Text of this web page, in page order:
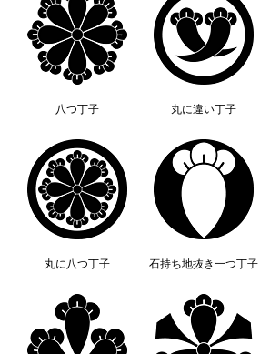
八つ丁子 丸に違い丁子
丸に八つ丁子 石持ち地抜き一つ丁子